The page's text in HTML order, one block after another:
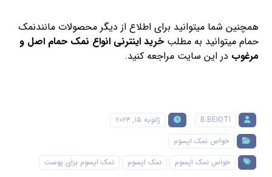
همچنین شما میتوانید برای اطلاع از دیگر محصولات مانندنمک
حمام میتوانید به مطلبخرید اینترنی انواع نمک حمام اصل و
مرغوب در این سایت مراجعه کنید.
B.BEIOTI
ژانویه ۱۵, ۲۰۲۳
خواص نمک اپسوم
خواص نمک اپسوم
نمک اپسوم نمک اپسوم برای پوست